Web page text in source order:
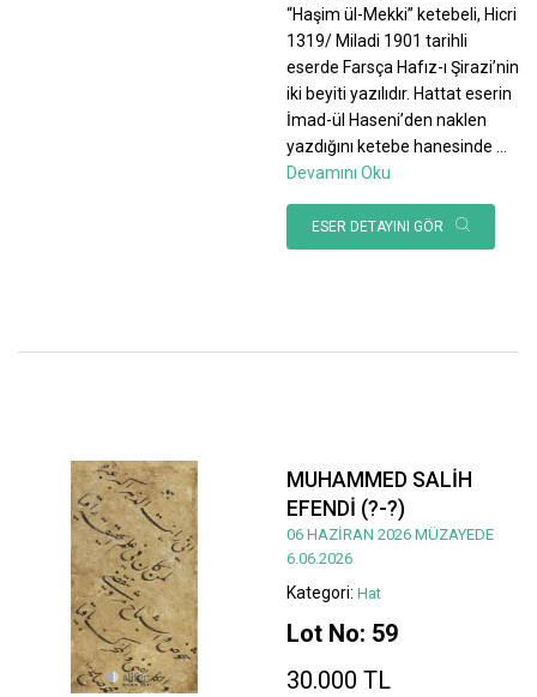
“Haşim ül-Mekki” ketebeli, Hicri
1319/ Miladi 1901 tarihli
eserde Farsça Hafız-ı Şirazi’nin
iki beyiti yazılıdır. Hattat eserin
İmad-ül Haseni’den naklen
yazdığını ketebe hanesinde
Devamını Oku
ESER DETAYINI GÖR
MUHAMMED SALİH
EFENDİ (?-?)
06 HAZİRAN 2026 MÜZAYEDE
6.06.2026
Kategori: Hat
Lot No: 59
30.000 TL